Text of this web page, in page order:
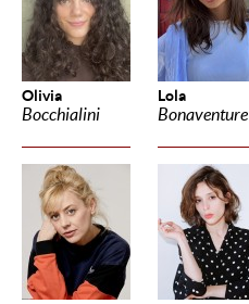
Olivia
Bocchialini
Lola
Bonaventure